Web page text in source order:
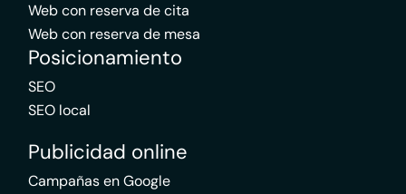
Web con reserva de cita
Web con reserva de mesa
Posicionamiento
SEO
SEO local
Publicidad online
Campañas en Google